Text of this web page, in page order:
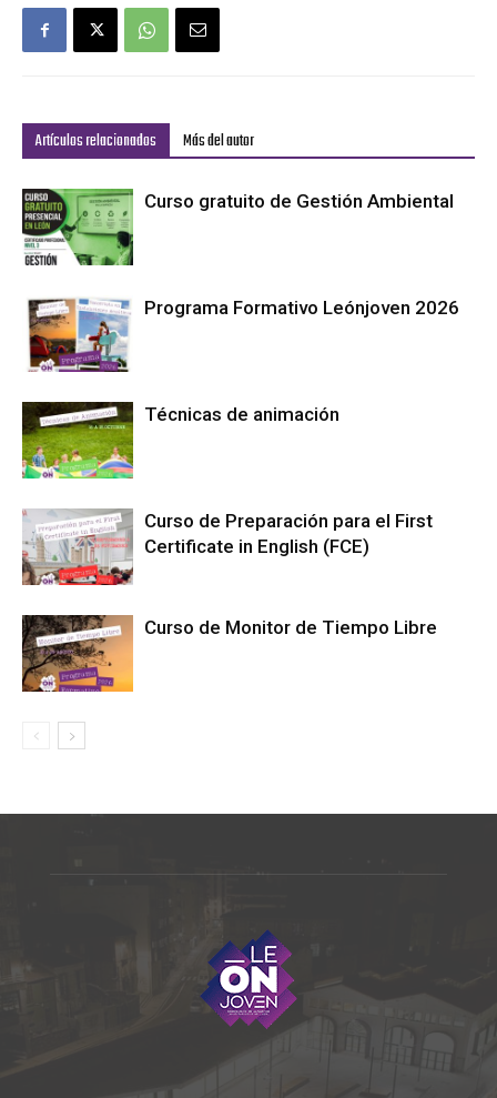
Artículos relacionados Más del autor
Curso gratuito de Gestión Ambiental
Programa Formativo Leónjoven 2026
Técnicas de animación
Curso de Preparación para el First
Certificate in English (FCE)
Curso de Monitor de Tiempo Libre